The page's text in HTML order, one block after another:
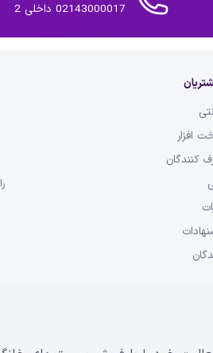
02143000017 داخلی 2
افزار
کنندگان